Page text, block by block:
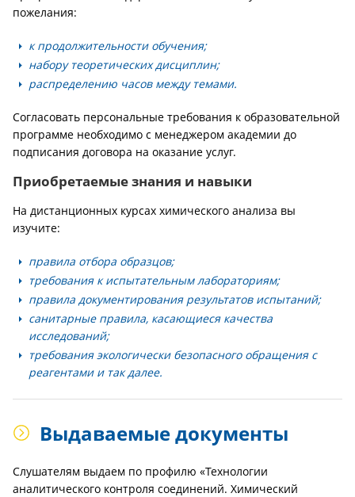
пожелания:
к продолжительности обучения;
набору теоретических дисциплин;
распределению часов между темами.
Согласовать персональные требования к образовательной
программе необходимо с менеджером академии до
подписания договора на оказание услуг.
Приобретаемые знания и навыки
На дистанционных курсах химического анализа вы
изучите:
правила отбора образцов;
требования к испытательным лабораториям;
правила документирования результатов испытаний;
санитарные правила, касающиеся качества
исследований;
требования экологически безопасного обращения с
реагентами и так далее.
Выдаваемые документы
Слушателям выдаем по профилю «Технологии
аналитического контроля соединений. Химический